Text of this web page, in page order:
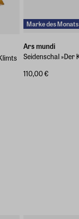
Marke des Monats
Ars mundi
Seidenschal »Der
110,00 €